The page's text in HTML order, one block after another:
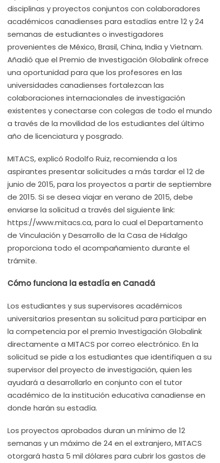
disciplinas y proyectos conjuntos con colaboradores
académicos canadienses para estadías entre 12 y 24
semanas de estudiantes o investigadores
provenientes de México, Brasil, China, India y Vietnam.
Añadió que el Premio de Investigación Globalink ofrece
una oportunidad para que los profesores en las
universidades canadienses fortalezcan las
colaboraciones internacionales de investigación
existentes y conectarse con colegas de todo el mundo
a través de la movilidad de los estudiantes del último
año de licenciatura y posgrado.
MITACS, explicó Rodolfo Ruiz, recomienda a los
aspirantes presentar solicitudes a más tardar el 12 de
junio de 2015, para los proyectos a partir de septiembre
de 2015. Si se desea viajar en verano de 2015, debe
enviarse la solicitud a través del siguiente link:
https://www.mitacs.ca, para lo cual el Departamento
de Vinculación y Desarrollo de la Casa de Hidalgo
proporciona todo el acompañamiento durante el
trámite.
Cómo funciona la estadía en Canadá
Los estudiantes y sus supervisores académicos
universitarios presentan su solicitud para participar en
la competencia por el premio Investigación Globalink
directamente a MITACS por correo electrónico. En la
solicitud se pide a los estudiantes que identifiquen a su
supervisor del proyecto de investigación, quien les
ayudará a desarrollarlo en conjunto con el tutor
académico de la institución educativa canadiense en
donde harán su estadía.
Los proyectos aprobados duran un mínimo de 12
semanas y un máximo de 24 en el extranjero, MITACS
otorgará hasta 5 mil dólares para cubrir los gastos de